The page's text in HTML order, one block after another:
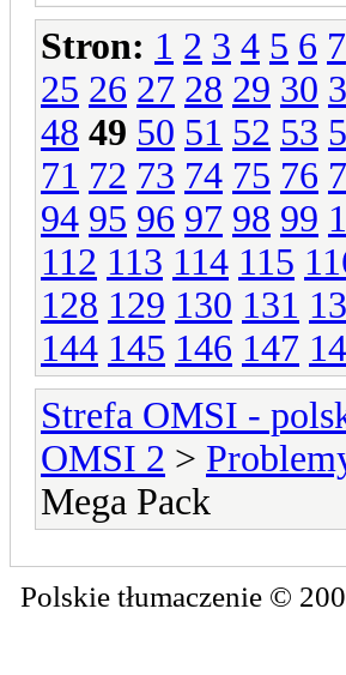
Stron: 1 2 3 4 5 6 7
25 26 27 28 29 30
48 49 50 51 52 53
71 72 73 74 75 76
94 95 96 97 98 99
112 113 114 115
128 129 130 131
144 145 146 147
Strefa OMSI -
OMSI 2 >
Mega Pack
Polskie tłumaczenie ©